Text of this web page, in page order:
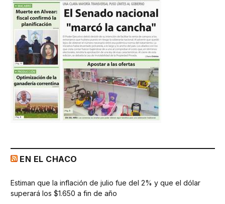
EN EL CHACO
Estiman que la inflación de julio fue del 2% y que el dólar
superará los $1.650 a fin de año